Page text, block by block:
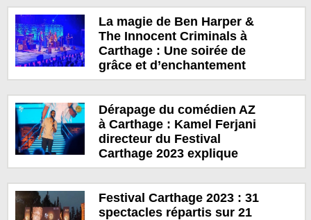
La magie de Ben Harper &
The Innocent Criminals à
Carthage : Une soirée de
grâce et d’enchantement
Dérapage du comédien AZ
à Carthage : Kamel Ferjani
directeur du Festival
Carthage 2023 explique
Festival Carthage 2023 : 31
spectacles répartis sur 21